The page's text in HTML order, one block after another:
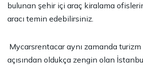
bulunan şehir içi araç kiralama
aracı temin edebilirsiniz.
Mycarsrentacar aynı zamanda turizm
açısından oldukça zengin olan